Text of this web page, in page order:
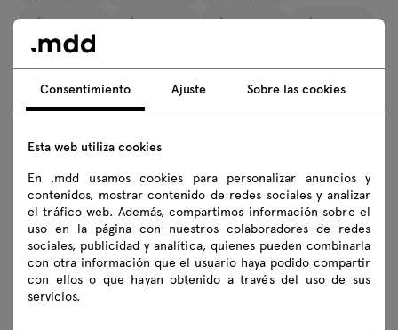
LAV1401L
LAV140L LAV1411L
LAV141L
LAV1421L
LAV1441L
LAV144L LAV1451L
LAV145L
LAV1571L
LAV157L
LAV1591L
LAV159L LAV1601L
LAV160L
LAV04L
LAV06L LAV07L
LAV1631L
LAV163L
LAV1641L LAV164L
LAV50L
LAV51L
LAV52L LAV53L
LAV54L
Consentimiento Ajuste Sobre las cookies
Esta web utiliza cookies
En .mdd usamos cookies para personalizar anuncios y
contenidos, mostrar contenido de redes sociales y analizar
el tráfico web. Además, compartimos información sobre el
uso en la página con nuestros colaboradores de redes
sociales, publicidad y analítica, quienes pueden combinarla
con otra información que el usuario haya podido compartir
con ellos o que hayan obtenido a través del uso de sus
servicios.